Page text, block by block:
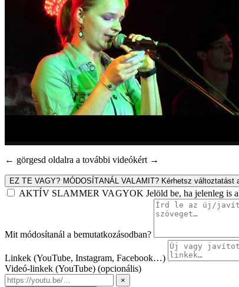
← görgesd oldalra a további videókért →
EZ TE VAGY? MÓDOSÍTANÁL VALAMIT? Kérhetsz változtatást
AKTÍV SLAMMER VAGYOK Jelöld be, ha jelenleg is
Mit módosítanál a bemutatkozásodban?
Linkek (YouTube, Instagram, Facebook…)
Videó-linkek (YouTube) (opcionális)
×